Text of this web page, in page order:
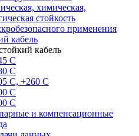
химическая,
стойкость
применения
кабель
кабель
С
C
С, +260 С
C
С
и компенсационные